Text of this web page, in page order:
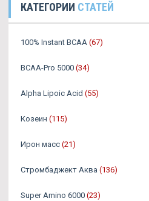
КАТЕГОРИИ СТАТЕЙ
100% Instant BCAA (67)
BCAA-Pro 5000 (34)
Alpha Lipoic Acid (55)
Козеин (115)
Ирон масс (21)
Стромбаджект Аква (136)
Super Amino 6000 (23)